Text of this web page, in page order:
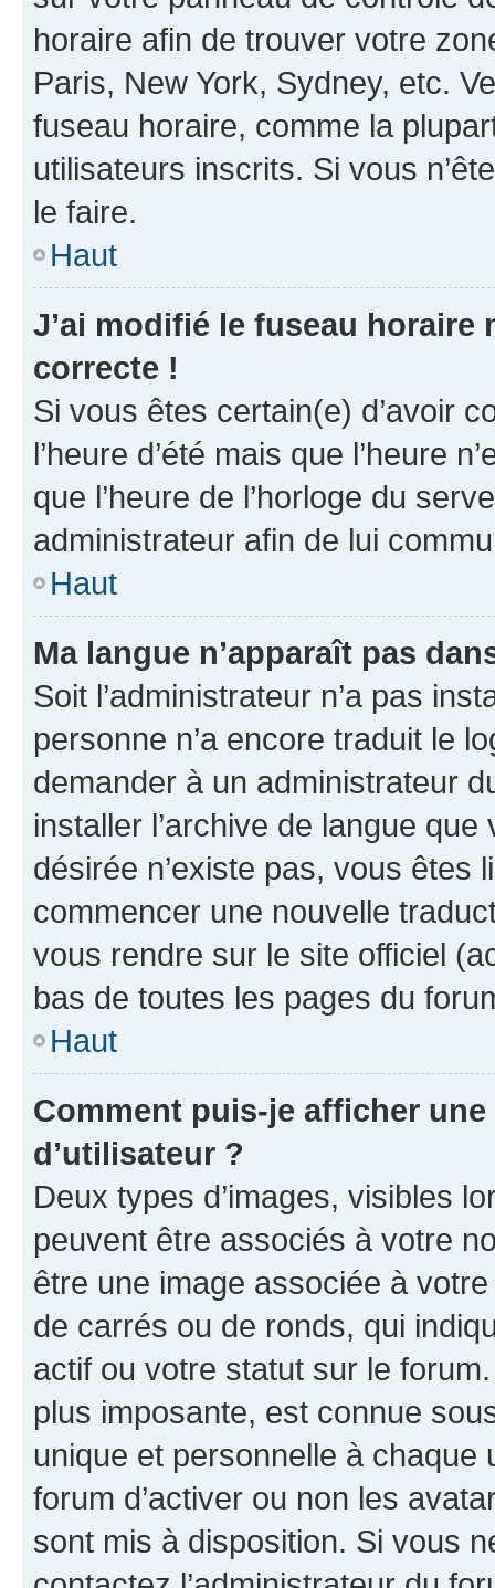
horaire afin de trouver votre
Paris, New York, Sydney, etc.
fuseau horaire, comme la
utilisateurs inscrits. Si vous
le faire.
Haut
J’ai modifié le fuseau horaire
correcte !
Si vous êtes certain(e) d’avoir
l’heure d’été mais que l’heure
que l’heure de l’horloge du
administrateur afin de lui
Haut
Ma langue n’apparaît pas
Soit l’administrateur n’a pas
personne n’a encore traduit le
demander à un administrateur
installer l’archive de langue
désirée n’existe pas, vous êtes
commencer une nouvelle
vous rendre sur le site officiel
bas de toutes les pages du
Haut
Comment puis-je afficher
d’utilisateur ?
Deux types d’images, visibles
peuvent être associés à votre
être une image associée à
de carrés ou de ronds, qui
actif ou votre statut sur le
plus imposante, est connue
unique et personnelle à chaque
forum d’activer ou non les
sont mis à disposition. Si vous